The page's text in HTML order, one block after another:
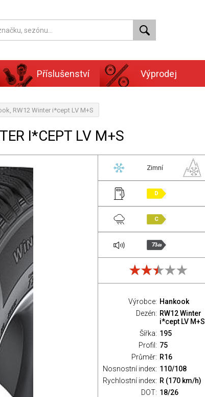
Příslušenství Výprodej
RW12 Winter i*cept LV M+S
I*CEPT LV M+S
Zimní
D
C
73dB
Výrobce: Hankook
Dezén: RW12 Winter
i*cept LV M+S
Šířka: 195
Profil: 75
Průměr: R16
Nosnostní index: 110/108
Rychlostní index: R (170 km/h)
DOT: 18/26